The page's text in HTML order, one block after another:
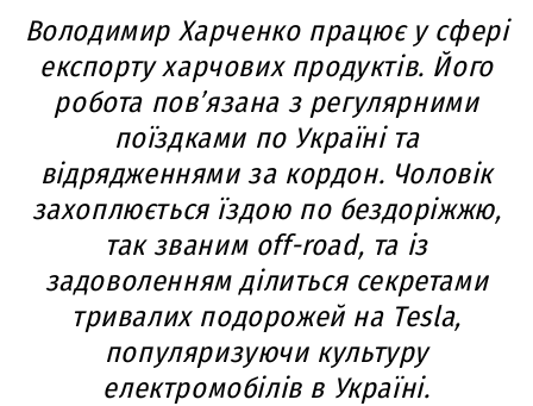
Володимир Харченко працює у сфері
експорту харчових продуктів. Його
робота пов’язана з регулярними
поїздками по Україні та
відрядженнями за кордон. Чоловік
захоплюється їздою по бездоріжжю,
так званим off-road, та із
задоволенням ділиться секретами
тривалих подорожей на Tesla,
популяризуючи культуру
електромобілів в Україні.